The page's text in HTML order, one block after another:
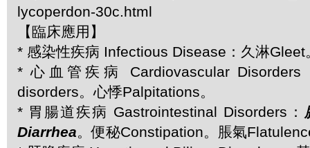
lycoperdon-30c.html
【臨床應用】
* 感染性疾病 Infectious Disease：久淋Gleet
* 心血管疾病 Cardiovascular
disorders。心悸Palpitations。
* 胃腸道疾病 Gastrointestinal Disorders：
Diarrhea。便秘Constipation。脹氣